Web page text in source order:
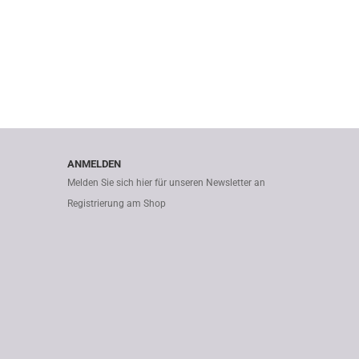
ANMELDEN
Melden Sie sich hier für unseren Newsletter an
Registrierung am Shop